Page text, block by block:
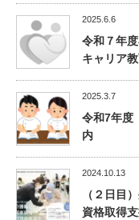
2025.6.6
令和７年
キャリア教
2025.3.7
令和7年度
内
2024.10.13
（２日目
資格取得